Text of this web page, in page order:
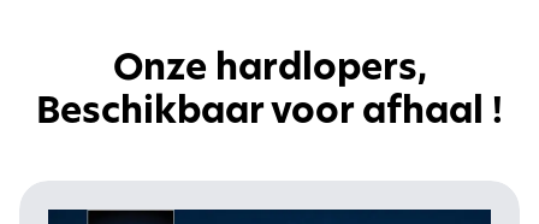
Onze hardlopers,
Beschikbaar voor afhaal !